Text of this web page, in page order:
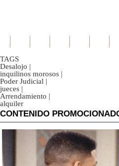
TAGS
Desalojo |
inquilinos morosos |
Poder Judicial |
jueces |
Arrendamiento |
alquiler